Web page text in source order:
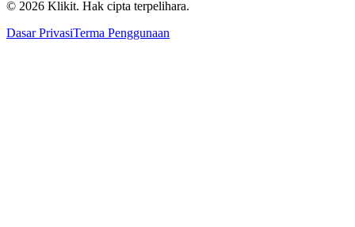
© 2026 Klikit. Hak cipta terpelihara.
Dasar PrivasiTerma Penggunaan